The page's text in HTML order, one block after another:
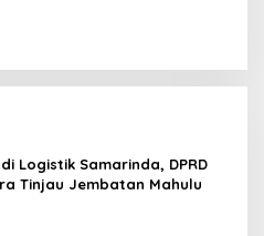
Logistik Samarinda, DPRD
Tinjau Jembatan Mahulu